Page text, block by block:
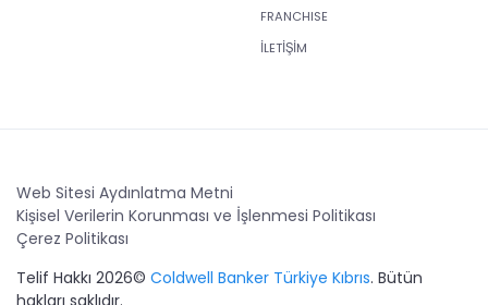
FRANCHISE
İLETİŞİM
Web Sitesi Aydınlatma Metni
Kişisel Verilerin Korunması ve İşlenmesi Politikası
Çerez Politikası
Telif Hakkı 2026© Coldwell Banker Türkiye Kıbrıs. Bütün
hakları saklıdır.